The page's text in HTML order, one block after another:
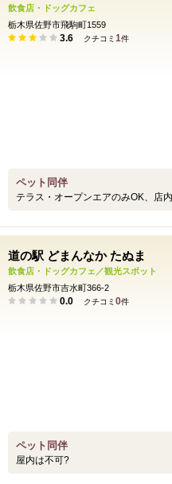
飲食店・ドッグカフェ
栃木県佐野市飛駒町1559
3.6 クチコミ 1件
ペット同伴
テラス・オープンエアのみOK、店
道の駅 どまんなか たぬま
飲食店・ドッグカフェ／観光スポット
栃木県佐野市吉水町366-2
0.0 クチコミ 0件
ペット同伴
屋内は不可?